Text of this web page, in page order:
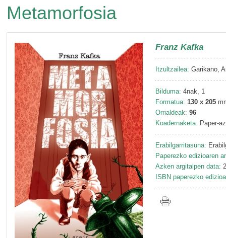
Metamorfosia
Franz Kafka
Itzultzailea: Garikano,
Bilduma: 4nak, 1
Formatua: 130 x 205
Orrialdeak: 96
Koadernaketa: Paper-
Erabilgarritasuna:
Paperezko edizioaren
Azken argitalpen data:
ISBN paperezko